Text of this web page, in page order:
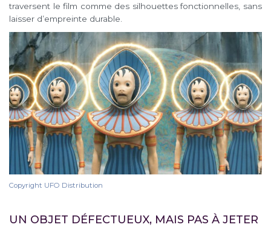
traversent le film comme des silhouettes fonctionnelles, sans
laisser d’empreinte durable.
Copyright UFO Distribution
UN OBJET DÉFECTUEUX, MAIS PAS À JETER